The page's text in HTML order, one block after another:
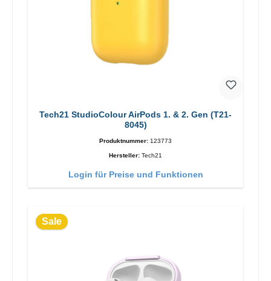
Tech21 StudioColour AirPods 1. & 2. Gen (T21-
8045)
Produktnummer: 123773
Hersteller: Tech21
Login für Preise und Funktionen
Sale